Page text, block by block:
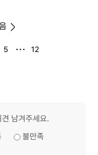
5 12
남겨주세요.
불만족